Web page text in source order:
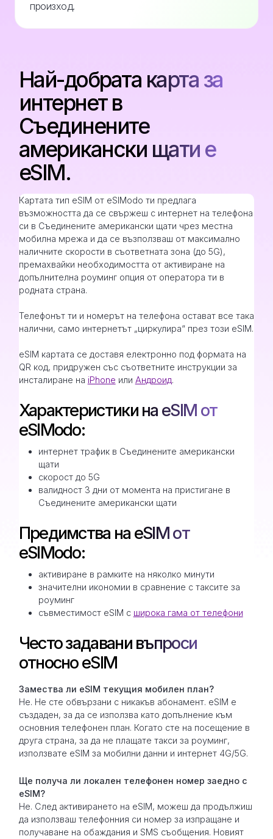
произход.
Най-добрата карта за
интернет в
Съединените
американски щати е
eSIM.
Картата тип eSIM от eSIModo ти предлага
възможността да се свържеш с интернет на телефона
си в Съединените американски щати чрез местна
мобилна мрежа и да се възползваш от максимално
наличните скорости в съответната зона (до 5G),
премахвайки необходимостта от активиране на
допълнителна роуминг опция от оператора ти в
родната страна.
Телефонът ти и номерът на телефона остават все така
налични, само интернетът „циркулира“ през този eSIM.
eSIM картата се доставя електронно под формата на
QR код, придружен със съответните инструкции за
инсталиране на iPhone или Андроид.
Характеристики на eSIM от
eSIModo:
интернет трафик в Съединените американски
щати
скорост до 5G
валидност 3 дни от момента на пристигане в
Съединените американски щати
Предимства на eSIM от
eSIModo:
активиране в рамките на няколко минути
значителни икономии в сравнение с таксите за
роуминг
съвместимост eSIM с широка гама от телефони
Често задавани въпроси
относно eSIM
Замествa ли eSIM текущия мобилен план?
Не. Не сте обвързани с никакъв абонамент. eSIM е
създаден, за да се използва като допълнение към
основния телефонен план. Когато сте на посещение в
друга страна, за да не плащате такси за роуминг,
използвате eSIM за мобилни данни и интернет 4G/5G.
Ще получа ли локален телефонен номер заедно с
eSIM?
Не. След активирането на eSIM, можеш да продължиш
да използваш телефонния си номер за изпращане и
получаване на обаждания и SMS съобщения. Новият